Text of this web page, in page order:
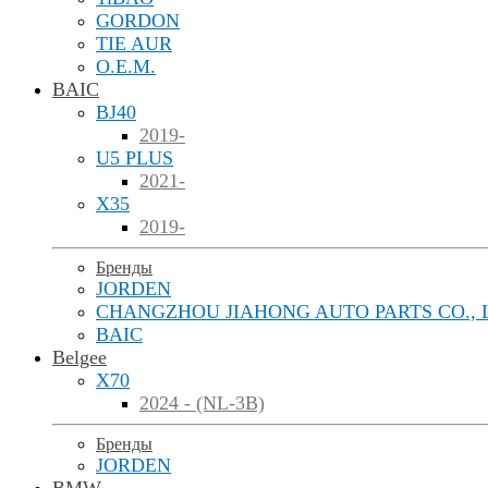
GORDON
TIE AUR
O.E.M.
BAIC
BJ40
2019-
U5 PLUS
2021-
X35
2019-
Бренды
JORDEN
CHANGZHOU JIAHONG AUTO PARTS CO.,
BAIC
Belgee
X70
2024 - (NL-3B)
Бренды
JORDEN